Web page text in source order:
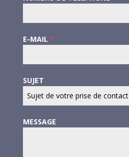
E-MAIL *
SUJET
Sujet de votre prise de contact
MESSAGE